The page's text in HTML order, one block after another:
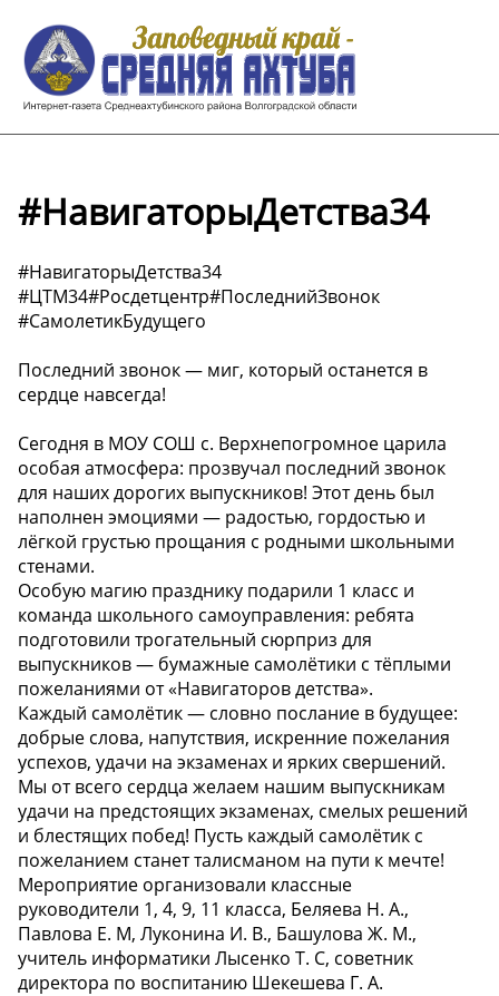
#НавигаторыДетства34
#НавигаторыДетства34
#ЦТМ34#Росдетцентр#ПоследнийЗвонок
#СамолетикБудущего
Последний звонок — миг, который останется в
сердце навсегда!
Сегодня в МОУ СОШ с. Верхнепогромное царила
особая атмосфера: прозвучал последний звонок
для наших дорогих выпускников! Этот день был
наполнен эмоциями — радостью, гордостью и
лёгкой грустью прощания с родными школьными
стенами.
Особую магию празднику подарили 1 класс и
команда школьного самоуправления: ребята
подготовили трогательный сюрприз для
выпускников — бумажные самолётики с тёплыми
пожеланиями от «Навигаторов детства».
Каждый самолётик — словно послание в будущее:
добрые слова, напутствия, искренние пожелания
успехов, удачи на экзаменах и ярких свершений.
Мы от всего сердца желаем нашим выпускникам
удачи на предстоящих экзаменах, смелых решений
и блестящих побед! Пусть каждый самолётик с
пожеланием станет талисманом на пути к мечте! ️
Мероприятие организовали классные
руководители 1, 4, 9, 11 класса, Беляева Н. А.,
Павлова Е. М, Луконина И. В., Башулова Ж. М.,
учитель информатики Лысенко Т. С, советник
директора по воспитанию Шекешева Г. А.